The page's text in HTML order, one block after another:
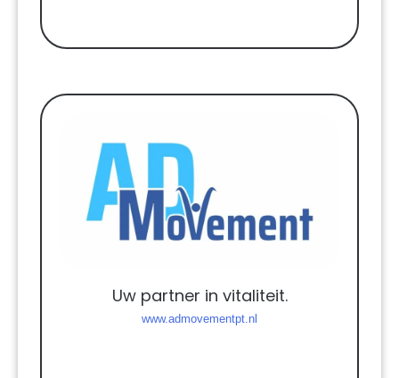
Uw partner in vitaliteit.
www.admovementpt.nl